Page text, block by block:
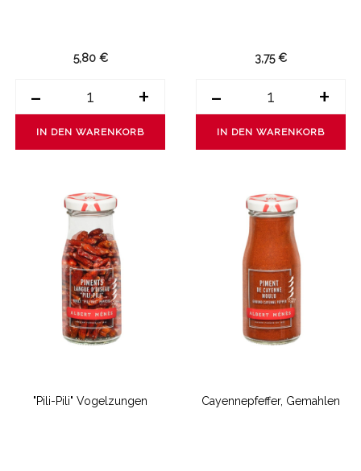
5,80 €
- +
IN DEN WARENKORB
3,75 €
- +
IN DEN WARENKORB
"Pili-Pili" Vogelzungen Cayennepfeffer, Gemahlen